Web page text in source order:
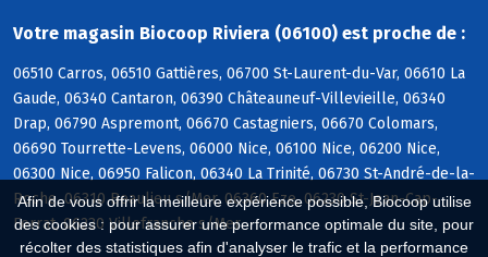
Afin de vous offrir la meilleure expérience possible, Biocoop utilise
des cookies : pour assurer une performance optimale du site, pour
récolter des statistiques afin d'analyser le trafic et la performance
Votre magasin Biocoop Riviera (06100) est proche de :
06510 Carros, 06510 Gattières, 06700 St-Laurent-du-Var, 06610 La
Gaude, 06340 Cantaron, 06390 Châteauneuf-Villevieille, 06340
Drap, 06790 Aspremont, 06670 Castagniers, 06670 Colomars,
06690 Tourrette-Levens, 06000 Nice, 06100 Nice, 06200 Nice,
06300 Nice, 06950 Falicon, 06340 La Trinité, 06730 St-André-de-la-
Roche, 06310 Beaulieu s/Mer, 06360 Eze, 06230 St-Jean-Cap-
Ferrat, 06230 Villefranche s/Mer